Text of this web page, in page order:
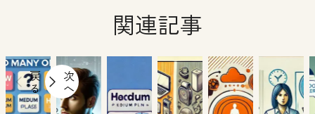
関連記事
戻
る
次
へ